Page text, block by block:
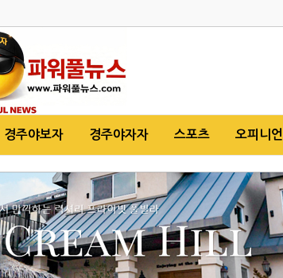
경주야보자 경주야자자 스포츠 오피니언